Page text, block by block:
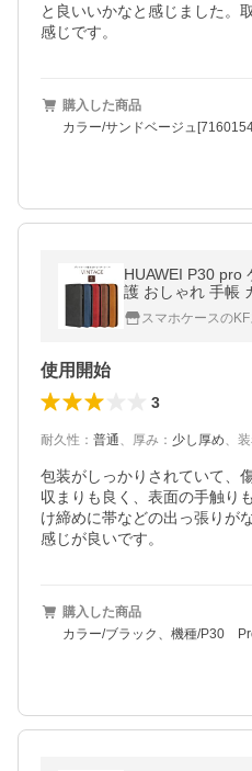
と良いいかなと感じました。
感じです。
購入した商品
カラー/サンドベージュ
HUAWEI P30 pro
護 おしゃれ 手帳 カバー 衝撃 ソフトケース
吸収 ファーウェ
ーススマホケースの
使用開始
3
耐久性 ： 普通、 厚み ： 少し厚め、
包装がしっかりされていて、
収まりも良く、表面の手触り
け締めに帯などの出っ張りが
感じが良いです。
購入した商品
カラー/ブラック、機種/P30